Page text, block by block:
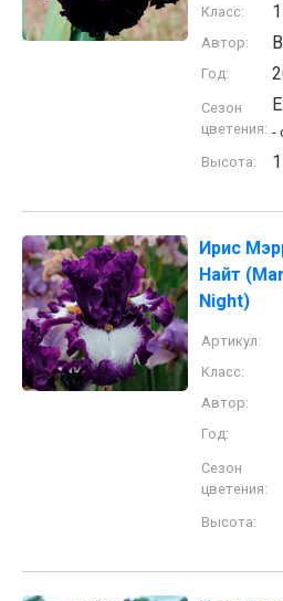
Класс:
Автор:
Год:
Сезон
цветения: -
Высота:
Ирис
Найт
Night)
Артикул:
Класс:
Автор:
Год:
Сезон
цветения:
Высота: